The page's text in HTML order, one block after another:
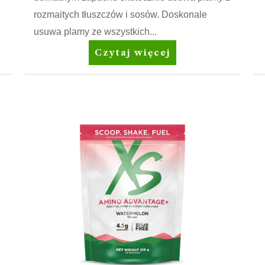
rozmaitych tłuszczów i sosów. Doskonale
usuwa plamy ze wszystkich...
Amway
Home™
Odplamiacz
przed
praniem
Czytaj więcej